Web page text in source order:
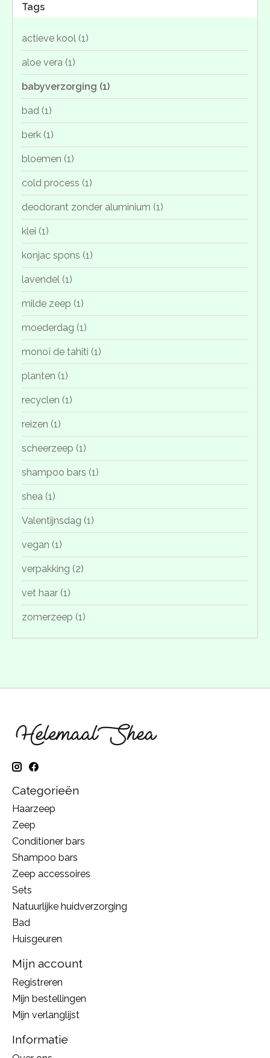
Tags
actieve kool (1)
aloe vera (1)
babyverzorging (1)
bad (1)
berk (1)
bloemen (1)
cold process (1)
deodorant zonder aluminium (1)
klei (1)
konjac spons (1)
lavendel (1)
milde zeep (1)
moederdag (1)
monoï de tahiti (1)
planten (1)
recyclen (1)
reizen (1)
scheerzeep (1)
shampoo bars (1)
shea (1)
Valentijnsdag (1)
vegan (1)
verpakking (2)
vet haar (1)
zomerzeep (1)
Categorieën
Haarzeep
Zeep
Conditioner bars
Shampoo bars
Zeep accessoires
Sets
Natuurlijke huidverzorging
Bad
Huisgeuren
Mijn account
Registreren
Mijn bestellingen
Mijn verlanglijst
Informatie